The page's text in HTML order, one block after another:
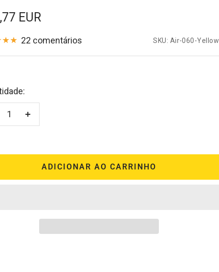
EUR
22 comentários SKU: Air-060-Yellow
ADICIONAR AO CARRINHO